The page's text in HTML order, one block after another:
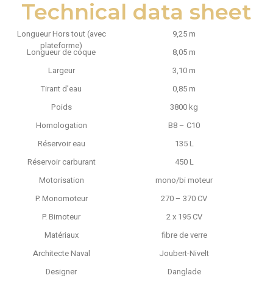
Technical data sheet
Longueur Hors tout (avec
plateforme)
9,25 m
Longueur de coque
8,05 m
Largeur
3,10 m
Tirant d’eau
0,85 m
Poids
3800 kg
Homologation
B8 – C10
Réservoir eau
135 L
Réservoir carburant
450 L
Motorisation
mono/bi moteur
P. Monomoteur
270 – 370 CV
P. Bimoteur
2 x 195 CV
Matériaux
fibre de verre
Architecte Naval
Joubert-Nivelt
Designer
Danglade